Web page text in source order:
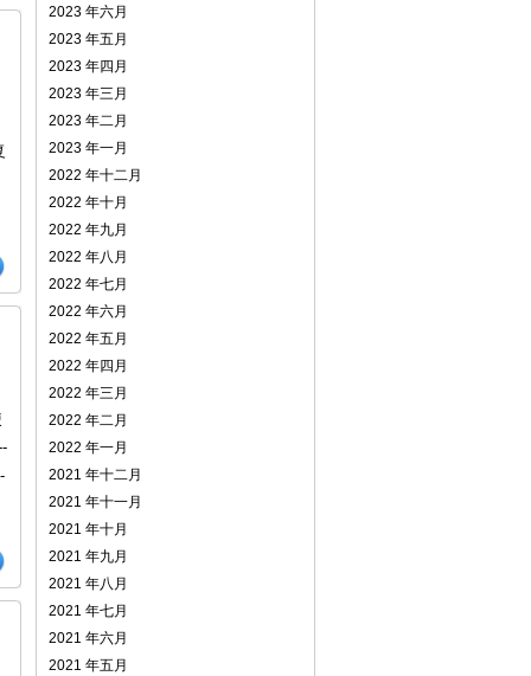
2023 年六月
2023 年五月
2023 年四月
2023 年三月
2023 年二月
2023 年一月
2022 年十二月
2022 年十月
2022 年九月
2022 年八月
2022 年七月
2022 年六月
2022 年五月
2022 年四月
2022 年三月
2022 年二月
2022 年一月
2021 年十二月
2021 年十一月
2021 年十月
2021 年九月
2021 年八月
2021 年七月
2021 年六月
2021 年五月